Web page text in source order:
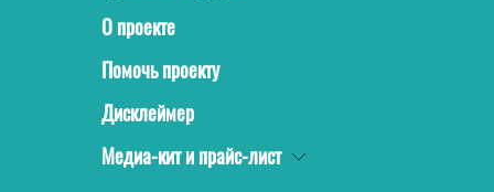
О проекте
Помочь проекту
Дисклеймер
Медиа-кит и прайс-лист